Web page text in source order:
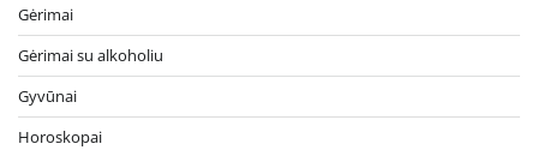
Gėrimai
Gėrimai su alkoholiu
Gyvūnai
Horoskopai